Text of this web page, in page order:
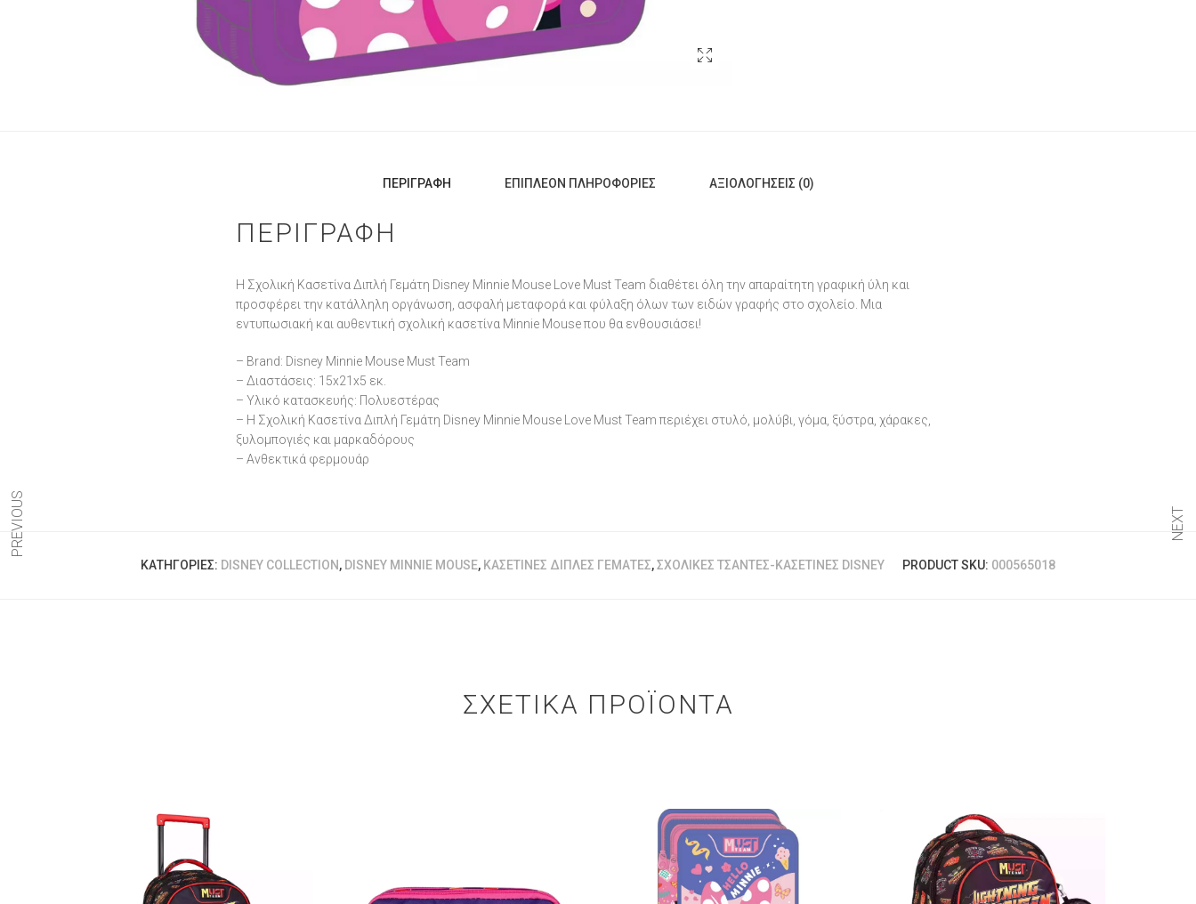
PREVIOUS NEXT
ΠΕΡΙΓΡΑΦΉ ΕΠΙΠΛΈΟΝ ΠΛΗΡΟΦΟΡΊΕΣ ΑΞΙΟΛΟΓΉΣΕΙΣ (0)
ΠΕΡΙΓΡΑΦΉ
Η Σχολική Κασετίνα Διπλή Γεμάτη Disney Minnie Mouse Love Must Team διαθέτει όλη την απαραίτητη γραφική ύλη και
προσφέρει την κατάλληλη οργάνωση, ασφαλή μεταφορά και φύλαξη όλων των ειδών γραφής στο σχολείο. Μια
εντυπωσιακή και αυθεντική σχολική κασετίνα Minnie Mouse που θα ενθουσιάσει!
– Brand: Disney Minnie Mouse Must Team
– Διαστάσεις: 15x21x5 εκ.
– Υλικό κατασκευής: Πολυεστέρας
– Η Σχολική Κασετίνα Διπλή Γεμάτη Disney Minnie Mouse Love Must Team περιέχει στυλό, μολύβι, γόμα, ξύστρα, χάρακες,
ξυλομπογιές και μαρκαδόρους
– Ανθεκτικά φερμουάρ
ΚΑΤΗΓΟΡΊΕΣ: DISNEY COLLECTION, DISNEY MINNIE MOUSE, ΚΑΣΕΤΊΝΕΣ ΔΙΠΛΈΣ ΓΕΜΆΤΕΣ,ΣΧΟΛΙΚΈΣ ΤΣΆΝΤΕΣ-ΚΑΣΕΤΊΝΕΣ DISNEY PRODUCT SKU: 000565018
ΣΧΕΤΙΚΆ ΠΡΟΪΌΝΤΑ